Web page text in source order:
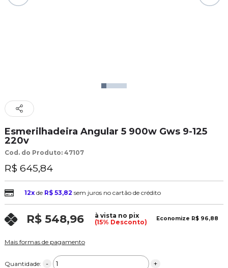
Esmerilhadeira Angular 5 900w Gws 9-125
220v
Cod. do Produto: 47107
R$ 645,84
12xde R$ 53,82 sem juros no cartão de crédito
R$ 548,96
à vista no pix
(15% Desconto)
Economize R$ 96,88
Mais formas de pagamento
Quantidade: - +